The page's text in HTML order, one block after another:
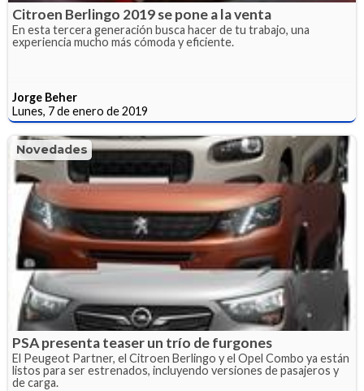
Citroen Berlingo 2019 se pone a la venta
En esta tercera generación busca hacer de tu trabajo, una
experiencia mucho más cómoda y eficiente.
Jorge Beher
Lunes, 7 de enero de 2019
Novedades
PSA presenta teaser un trío de furgones
El Peugeot Partner, el Citroen Berlingo y el Opel Combo ya están
listos para ser estrenados, incluyendo versiones de pasajeros y
de carga.